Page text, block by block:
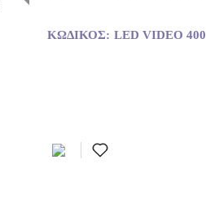
ΚΩΔΙΚΌΣ: LED VIDEO 400